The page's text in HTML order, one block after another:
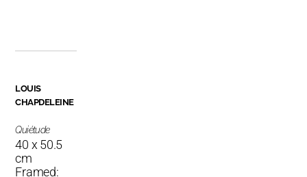
LOUIS
CHAPDELEINE
Quiétude
40 x 50.5
cm
Framed: